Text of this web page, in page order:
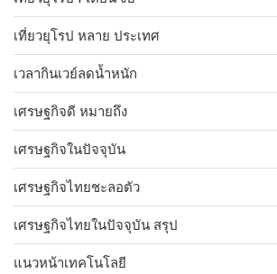
เที่ยวยุโรป หลาย ประเทศ
เวลากินเวย์ลดน้ำหนัก
เศรษฐกิจดี หมายถึง
เศรษฐกิจในปัจจุบัน
เศรษฐกิจไทยชะลอตัว
เศรษฐกิจไทยในปัจจุบัน สรุป
แนวหน้าเทคโนโลยี